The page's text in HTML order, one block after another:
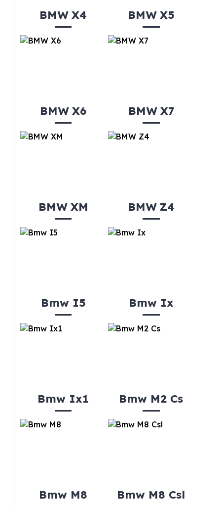
BMW X4 BMW X5
BMW X6 BMW X7
BMW XM BMW Z4
Bmw I5 Bmw Ix
Bmw Ix1 Bmw M2 Cs
Bmw M8 Bmw M8 Csl